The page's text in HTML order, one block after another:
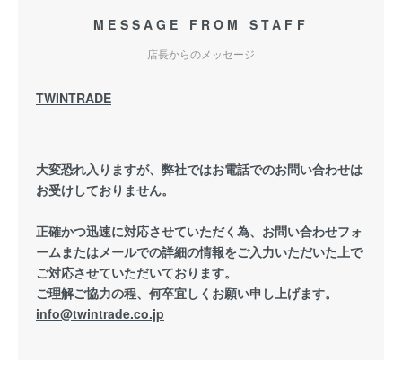
MESSAGE FROM STAFF
店長からのメッセージ
TWINTRADE
大変恐れ入りますが、弊社ではお電話でのお問い合わせは
お受けしておりません。
正確かつ迅速に対応させていただく為、お問い合わせフォ
ームまたはメールでの詳細の情報をご入力いただいた上で
ご対応させていただいております。
ご理解ご協力の程、何卒宜しくお願い申し上げます。
info@twintrade.co.jp